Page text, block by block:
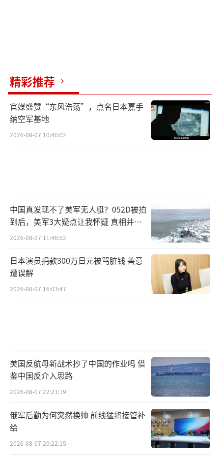
精彩推荐
官媒盛赞“东风浩荡”，点名日本嘉手
纳空军基地
2026-08-07 10:40:02
中国真发现不了美军无人艇？052D被拍
到后，美军3大疑点让我怀疑 真相并非
如此
2026-08-07 11:46:52
日本演员捐款300万日元被骂脏钱 善意
遭误解
2026-08-07 16:03:47
美国反航母新战术抄了中国的作业吗 借
鉴中国反介入思路
2026-08-07 22:21:19
俄军后勤为何突然换帅 前线猛将接管补
给
2026-08-07 20:22:15